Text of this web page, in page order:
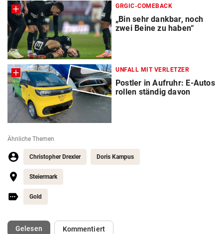
GRGIC-COMEBACK
„Bin sehr dankbar, noch
zwei Beine zu haben“
UNFALL MIT VERLETZER
Postler in Aufruhr: E-Autos
rollen ständig davon
Ähnliche Themen
Christopher Drexler Doris Kampus
Steiermark
Gold
Gelesen(ausgewählt)Kommentiert